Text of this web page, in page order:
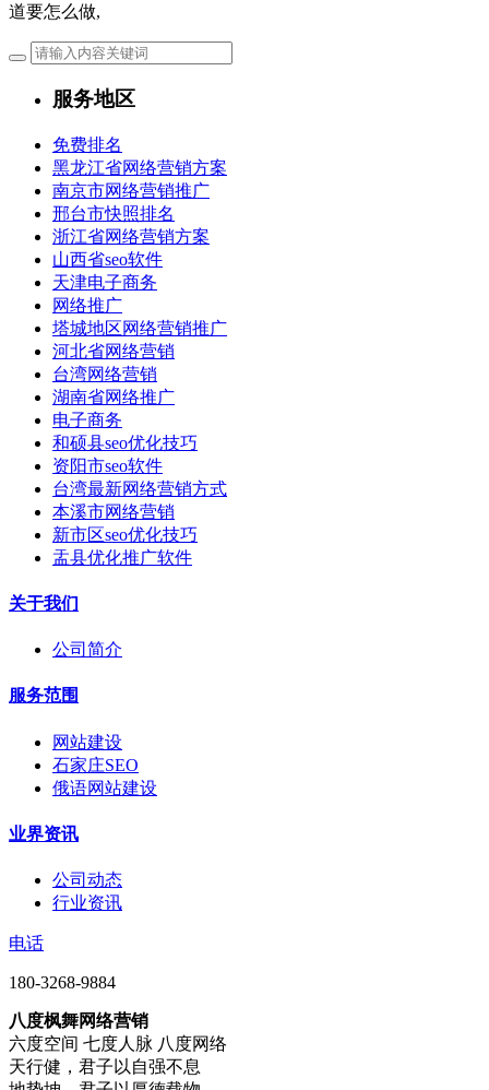
道要怎么做,
服务地区
免费排名
黑龙江省网络营销方案
南京市网络营销推广
邢台市快照排名
浙江省网络营销方案
山西省seo软件
天津电子商务
网络推广
塔城地区网络营销推广
河北省网络营销
台湾网络营销
湖南省网络推广
电子商务
和硕县seo优化技巧
资阳市seo软件
台湾最新网络营销方式
本溪市网络营销
新市区seo优化技巧
盂县优化推广软件
关于我们
公司简介
服务范围
网站建设
石家庄SEO
俄语网站建设
业界资讯
公司动态
行业资讯
电话
180-3268-9884
八度枫舞网络营销
六度空间 七度人脉 八度网络
天行健，君子以自强不息